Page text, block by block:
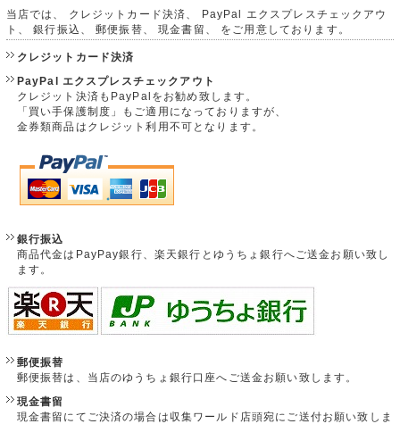
当店では、 クレジットカード決済、 PayPal エクスプレスチェックアウ
ト、 銀行振込、 郵便振替、 現金書留、 をご用意しております。
クレジットカード決済
PayPal エクスプレスチェックアウト
クレジット決済もPayPalをお勧め致します。
「買い手保護制度」もご適用になっておりますが、
金券類商品はクレジット利用不可となります。
銀行振込
商品代金はPayPay銀行、楽天銀行とゆうちょ銀行へご送金お願い致し
ます。
郵便振替
郵便振替は、当店のゆうちょ銀行口座へご送金お願い致します。
現金書留
現金書留にてご決済の場合は収集ワールド店頭宛にご送付お願い致しま